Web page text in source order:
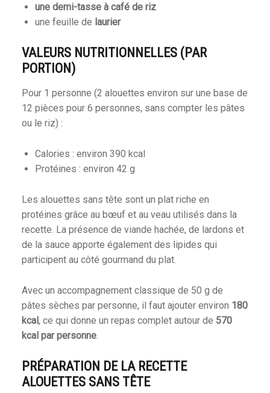
une demi-tasse à café de riz
une feuille de laurier
VALEURS NUTRITIONNELLES (PAR
PORTION)
Pour 1 personne (2 alouettes environ sur une base de
12 pièces pour 6 personnes, sans compter les pâtes
ou le riz) :
Calories : environ 390 kcal
Protéines : environ 42 g
Les alouettes sans tête sont un plat riche en
protéines grâce au bœuf et au veau utilisés dans la
recette. La présence de viande hachée, de lardons et
de la sauce apporte également des lipides qui
participent au côté gourmand du plat.
Avec un accompagnement classique de 50 g de
pâtes sèches par personne, il faut ajouter environ 180
kcal, ce qui donne un repas complet autour de 570
kcal par personne.
PRÉPARATION DE LA RECETTE
ALOUETTES SANS TÊTE